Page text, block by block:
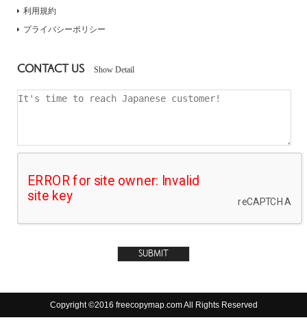
利用規約
プライバシーポリシー
CONTACT US Show Detail
Copyright ©2016 freecopymap.com All Rights Reserved